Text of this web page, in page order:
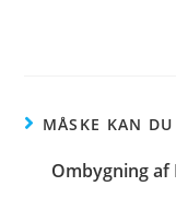
MÅSKE KAN
Ombygning